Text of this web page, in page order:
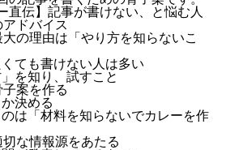
直伝】記事が書けない、と悩む人
ドバイス
の理由は「やり方を知らないこ
ても書けない人は多い
を知り、試すこと
案を作る
決める
は「材料を知らないでカレーを作
な情報源をあたる